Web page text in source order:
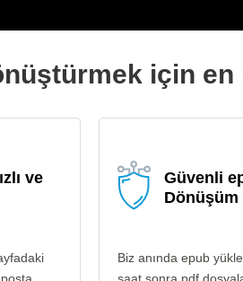
için en
ve
Güvenli
Dönüşüm
Biz anında epub